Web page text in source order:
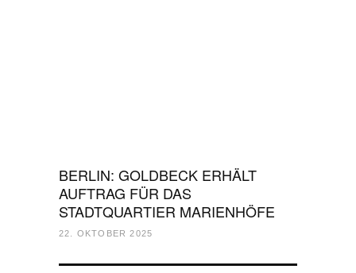
BERLIN: GOLDBECK ERHÄLT
AUFTRAG FÜR DAS
STADTQUARTIER MARIENHÖFE
22. OKTOBER 2025